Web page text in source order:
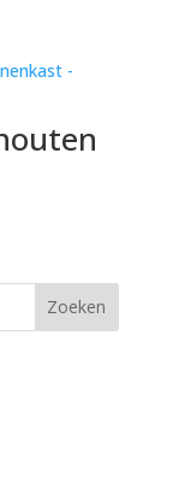
Zoeken